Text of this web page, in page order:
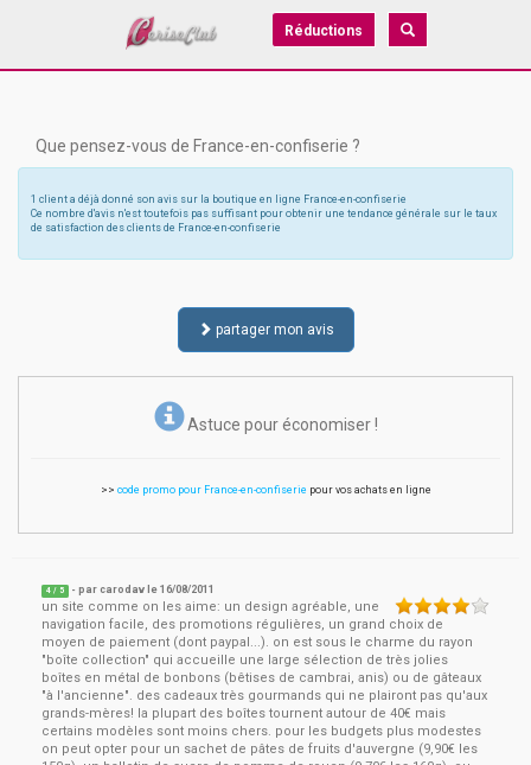
Réductions
Que pensez-vous de France-en-confiserie ?
1 client a déjà donné son avis sur la boutique en ligne France-en-confiserie
Ce nombre d'avis n'est toutefois pas suffisant pour obtenir une tendance générale sur le taux
de satisfaction des clients de France-en-confiserie
partager mon avis
Astuce pour économiser !
>> code promo pour France-en-confiserie pour vos achats en ligne
4 / 5 - parcarodav le16/08/2011
un site comme on les aime: un design agréable, une
navigation facile, des promotions régulières, un grand choix de
moyen de paiement (dont paypal...). on est sous le charme du rayon
"boîte collection" qui accueille une large sélection de très jolies
boîtes en métal de bonbons (bêtises de cambrai, anis) ou de gâteaux
"à l'ancienne". des cadeaux très gourmands qui ne plairont pas qu'aux
grands-mères! la plupart des boîtes tournent autour de 40€ mais
certains modèles sont moins chers. pour les budgets plus modestes
on peut opter pour un sachet de pâtes de fruits d'auvergne (9,90€ les